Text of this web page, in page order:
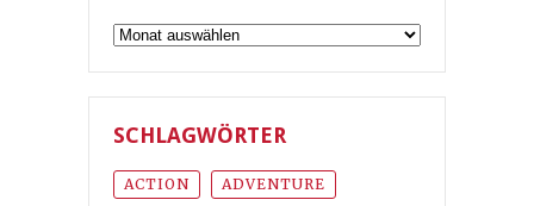
Archiv
SCHLAGWÖRTER
ACTION ADVENTURE